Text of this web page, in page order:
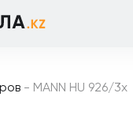
- MANN HU 926/3x